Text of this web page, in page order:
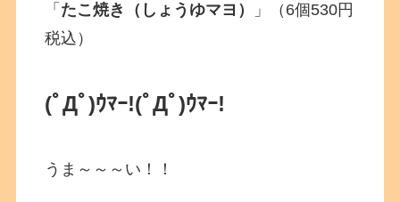
「 たこ焼き（しょうゆマヨ）
」（6個530円
税込）
(ﾟДﾟ)ｳﾏｰ!(ﾟДﾟ)ｳﾏｰ!
うま～～～い！！